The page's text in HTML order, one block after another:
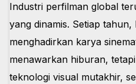
Industri perfilman global
yang dinamis. Setiap
menghadirkan karya
menawarkan hiburan,
teknologi visual mutakhir,